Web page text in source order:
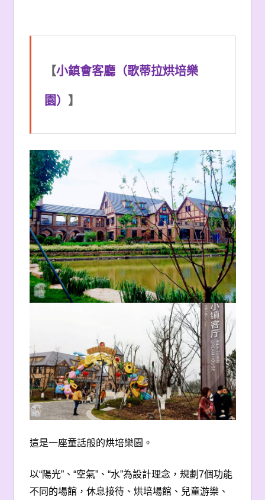
【小鎮會客廳（歌蒂拉烘培樂
園） 】
這是一座童話般的烘培樂園。
以“陽光”、“空氣”、“水”為設計理念，規劃 7個功能
不同的場館，休息接待、烘培場館、兒童游樂、